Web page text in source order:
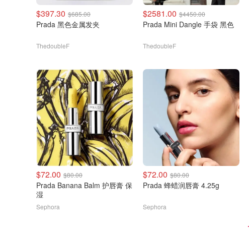
$397.30 $685.00
Prada 黑色金属发夹
ThedoubleF
$2581.00 $4450.00
Prada Mini Dangle 手袋 黑色
ThedoubleF
$72.00 $80.00
Prada Banana Balm 护唇膏 保
湿
Sephora
$72.00 $80.00
Prada 蜂蜡润唇膏 4.25g
Sephora